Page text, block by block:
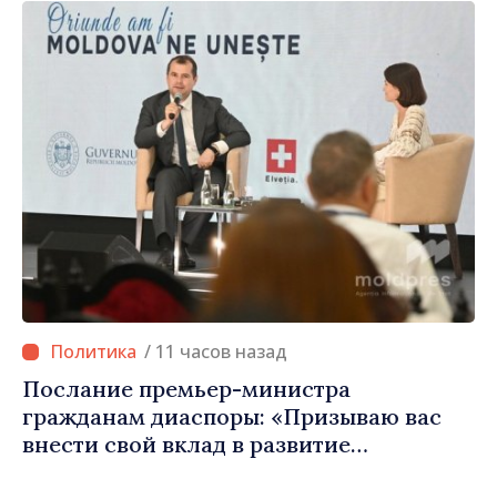
/ 11 часов назад
Послание премьер-министра
гражданам диаспоры: «Призываю вас
внести свой вклад в развитие